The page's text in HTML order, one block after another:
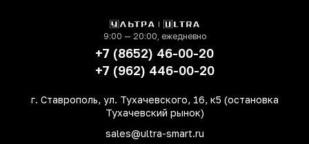
SIM-карт
память
9:00 — 20:00, ежедневно
+7 (8652) 46-00-20
+7 (962) 446-00-20
г. Ставрополь, ул. Тухачевского, 16, к5 (остановка
Тухачевский рынок)
sales@ultra-smart.ru